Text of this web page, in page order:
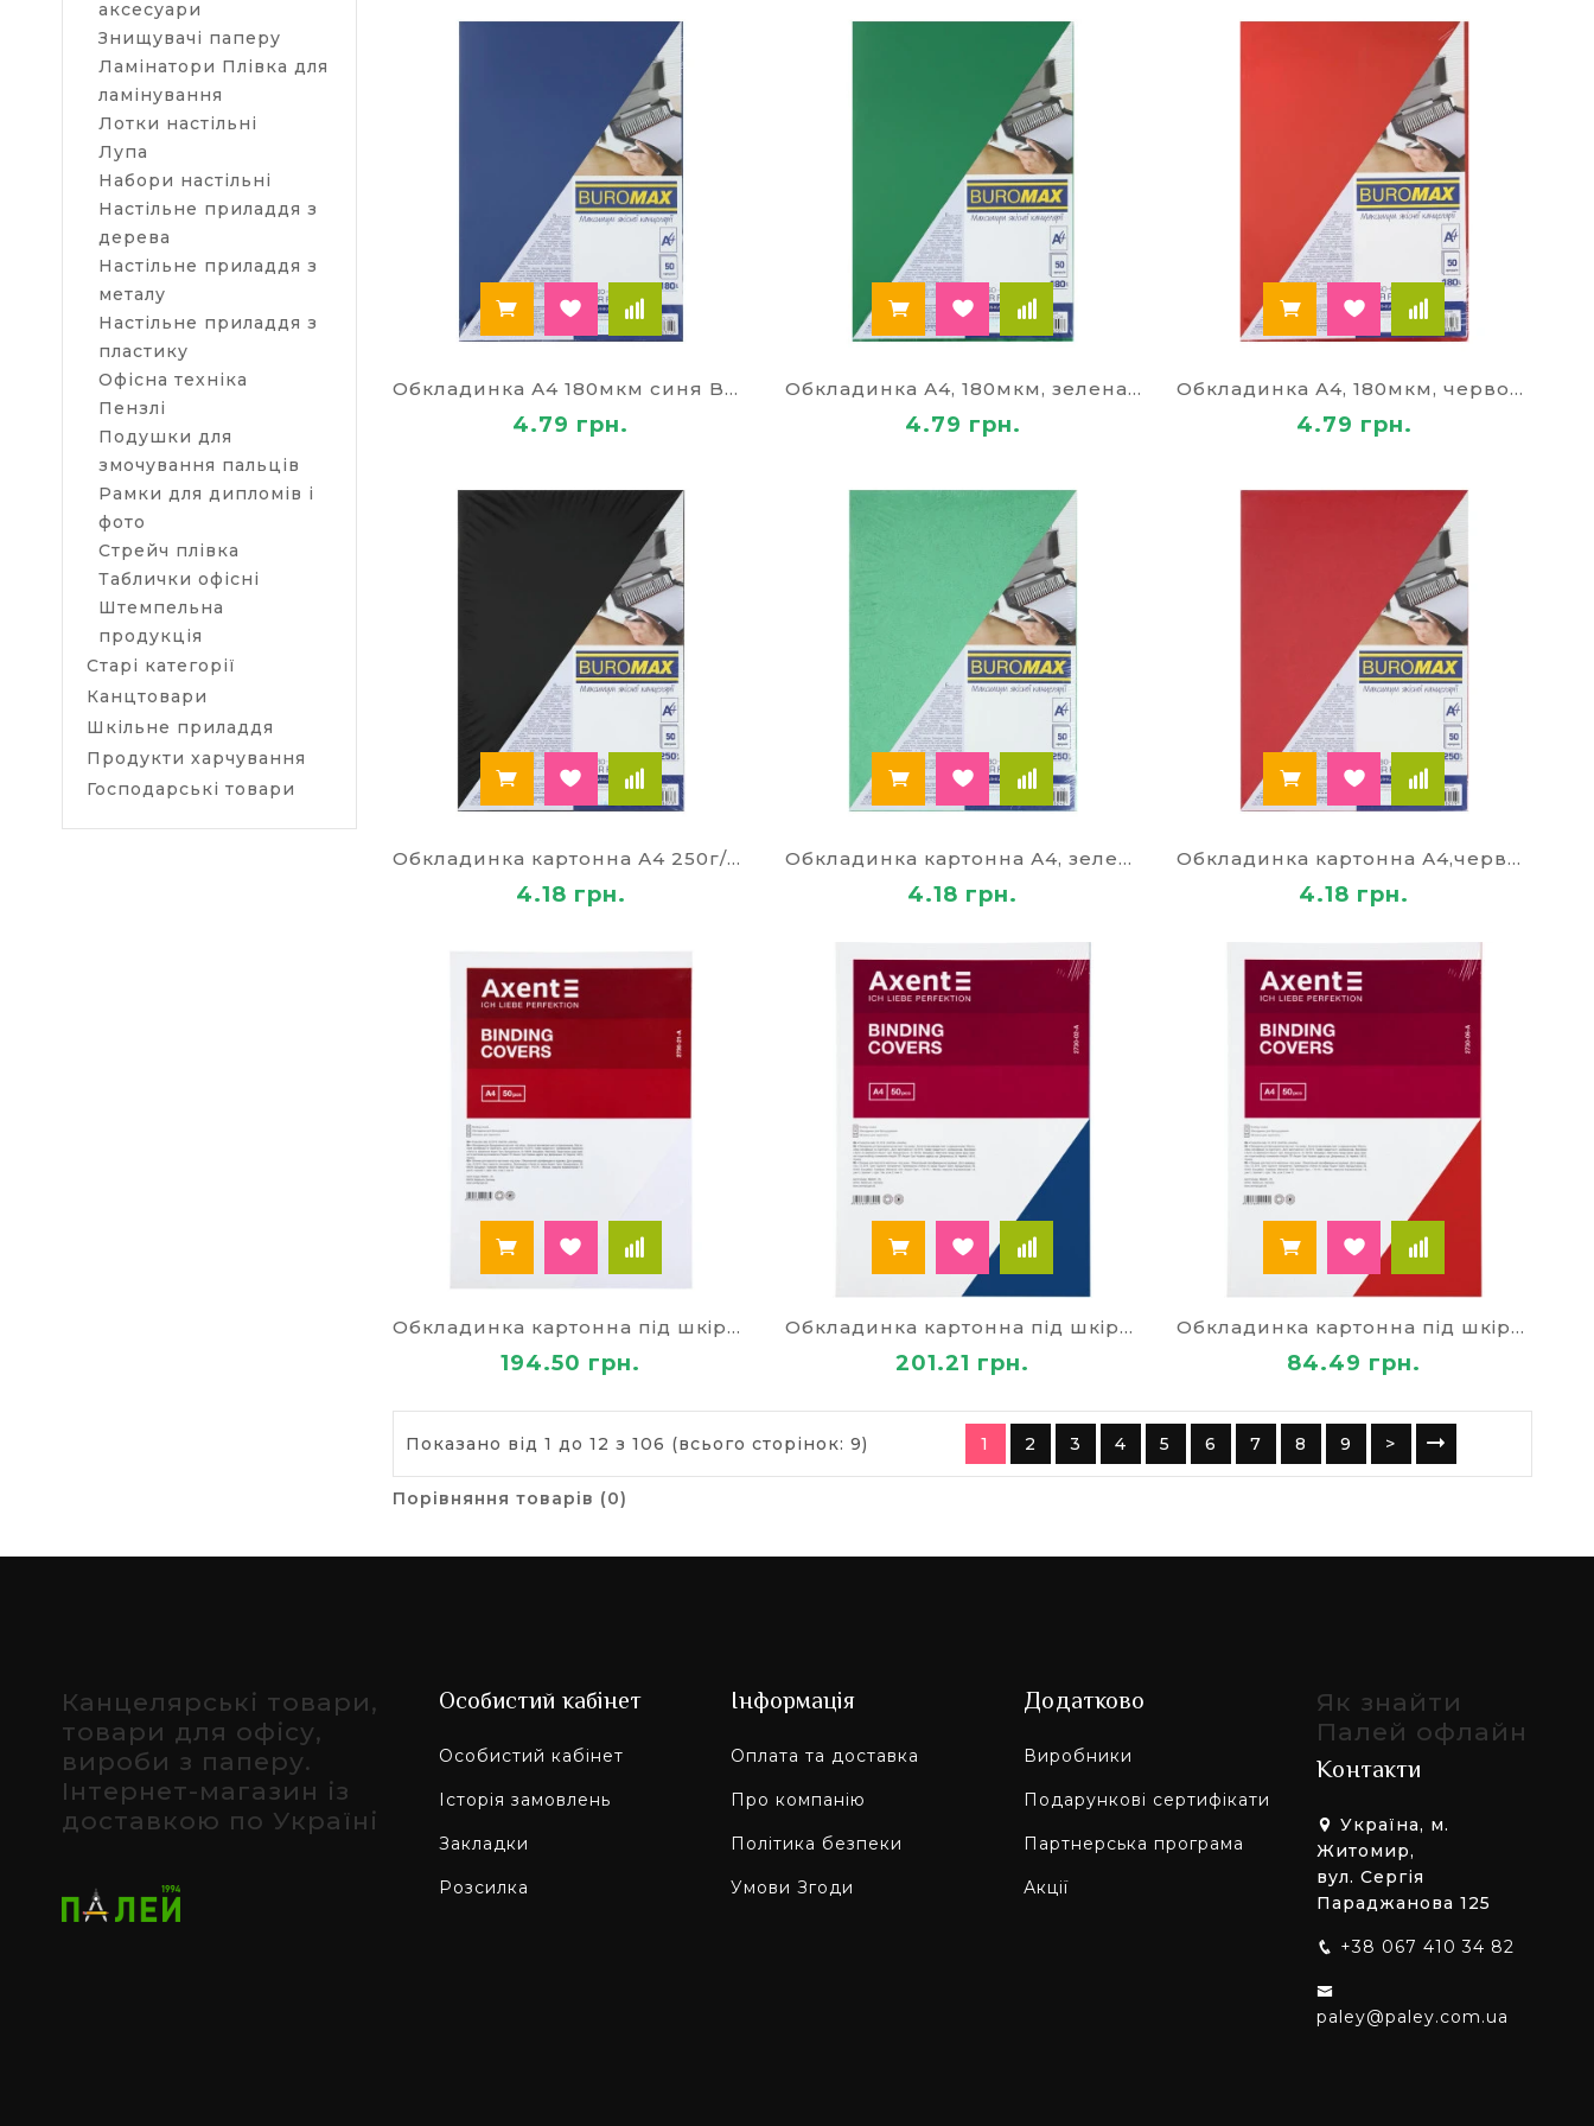
аксесуари
Знищувачі паперу
Ламінатори Плівка для
ламінування
Лотки настільні
Лупа
Набори настільні
Настільне приладдя з
дерева
Настільне приладдя з
металу
Настільне приладдя з
пластику
Офісна техніка
Пензлі
Подушки для
змочування пальців
Рамки для дипломів і
фото
Стрейч плівка
Таблички офісні
Штемпельна
продукція
Старі категорії
Канцтовари
Шкільне приладдя
Продукти харчування
Господарські товари
брошурування проводиться різними магазинами і сайтами, але наш асортимент аксесуарів можна сміливо
назвати самим широким. Ми завжди намагаємося бути корисні всім клієнтам, тому у нас можна купити
обкладинки для палітурки у Житомирі та Києві як поштучно, так і пачками по 10 штук. Якщо вам потрібно
оформити звіт або доповідь, то підійде перший варіант, при проведенні презентації з роздачею матеріалів
краще схилитися до другого. Ціни на обкладинки для палітурки в Україні залежать не тільки від їх кількості ви
упаковці, але і від матеріалу, з якого вони виготовлені. У нашому каталозі ви знайдете як непрозорі
обкладинки з картону, так примарні і напівпрозорі з ПВХ. Ми пропонуємо великий вибір кольорів і фактур,
завдяки цьому ви зможете оформити свої брошури таким чином, щоб вони якнайкраще відповідали своєму
призначенню і моменту.
Обкладинка А4 180мкм синя BM 0560-02
4.79 грн.
Обкладинка А4, 180мкм, зелена BM.0560-04
4.79 грн.
Обкладинка А4, 180мкм, червона BM.0560-05
4.79 грн.
Обкладинка картонна А4 250г/м2 чорна 14418
4.18 грн.
Обкладинка картонна А4, зелена BM.0580-04
4.18 грн.
Обкладинка картонна А4,червона BM.0580-05
4.18 грн.
Обкладинка картонна під шкіру 50шт біла
194.50 грн.
Обкладинка картонна під шкіру 50шт синя
201.21 грн.
Обкладинка картонна під шкіру 50шт черв
84.49 грн.
Показано від 1 до 12 з 106 (всього сторінок: 9) 1 2 3 4 5 6 7 8 9 >
Порівняння товарів (0)
Канцелярські товари,
товари для офісу,
вироби з паперу.
Інтернет-магазин із
доставкою по Україні
Особистий кабінет
Особистий кабінет
Історія замовлень
Закладки
Розсилка
Інформація
Оплата та доставка
Про компанію
Політика безпеки
Умови Згоди
Додатково
Виробники
Подарункові сертифікати
Партнерська програма
Акції
Як знайти
Палей офлайн
Контакти
Україна, м.
Житомир,
вул. Сергія
Параджанова 125
+38 067 410 34 82
paley@paley.com.ua